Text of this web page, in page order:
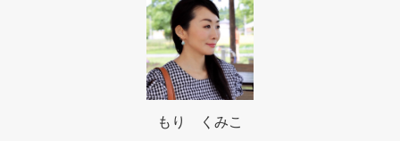
もり くみこ